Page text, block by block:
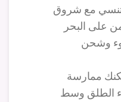
تنسي مع شروق
على البحر
وشحن
ممارسة
الطلق وسط